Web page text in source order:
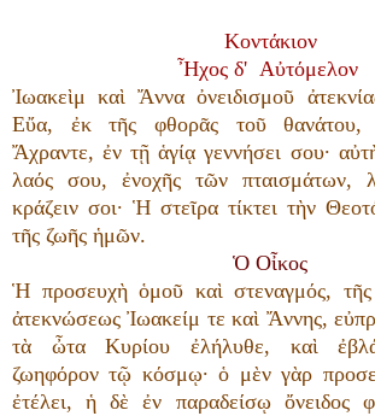
Κοντάκιον
Ἦχος δ' Αὐτόμελον
Ἰωακεὶμ καὶ Ἄννα ὀνειδισμοῦ
Εὔα, ἐκ τῆς φθορᾶς τοῦ θανάτου,
Ἄχραντε, ἐν τῇ ἁγίᾳ γεννήσει σου·
λαός σου, ἐνοχῆς τῶν πταισμάτων,
κράζειν σοι· Ἡ στεῖρα τίκτει τὴν
τῆς ζωῆς ἡμῶν.
Ὁ Οἶκος
Ἡ προσευχὴ ὁμοῦ καὶ στεναγμός,
ἀτεκνώσεως Ἰωακείμ τε καὶ Ἄννης,
τὰ ὦτα Κυρίου ἐλήλυθε, καὶ
ζωηφόρον τῷ κόσμῳ· ὁ μὲν γὰρ
ἐτέλει, ἡ δὲ ἐν παραδείσῳ ὄνειδος